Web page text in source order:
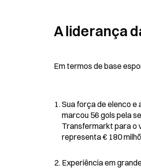
A liderança
Em termos de base
Sua força de elenco e
marcou 56 gols pela
Transfermarkt para o
representa € 180
Experiência em